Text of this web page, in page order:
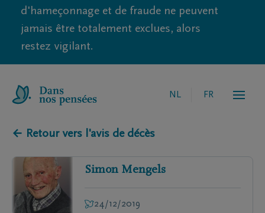
d'hameçonnage et de fraude ne peuvent
jamais être totalement exclues, alors
restez vigilant.
NL FR
← Retour vers l'avis de décès
Simon Mengels
24/12/2019